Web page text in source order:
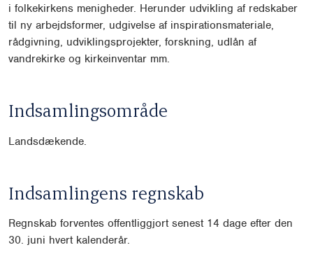
i folkekirkens menigheder. Herunder udvikling af redskaber
til ny arbejdsformer, udgivelse af inspirationsmateriale,
rådgivning, udviklingsprojekter, forskning, udlån af
vandrekirke og kirkeinventar mm.
Indsamlingsområde
Landsdækende.
Indsamlingens regnskab
Regnskab forventes offentliggjort senest 14 dage efter den
30. juni hvert kalenderår.